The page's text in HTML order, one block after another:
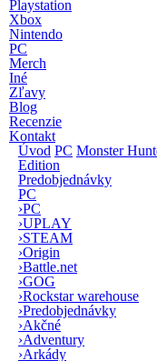
Playstation
Xbox
Nintendo
PC
Merch
Iné
Zľavy
Blog
Recenzie
Kontakt
Úvod PC Monster
Edition
Predobjednávky
PC
›PC
›UPLAY
›STEAM
›Origin
›Battle.net
›GOG
›Rockstar warehouse
›Predobjednávky
›Akčné
›Adventury
›Arkády